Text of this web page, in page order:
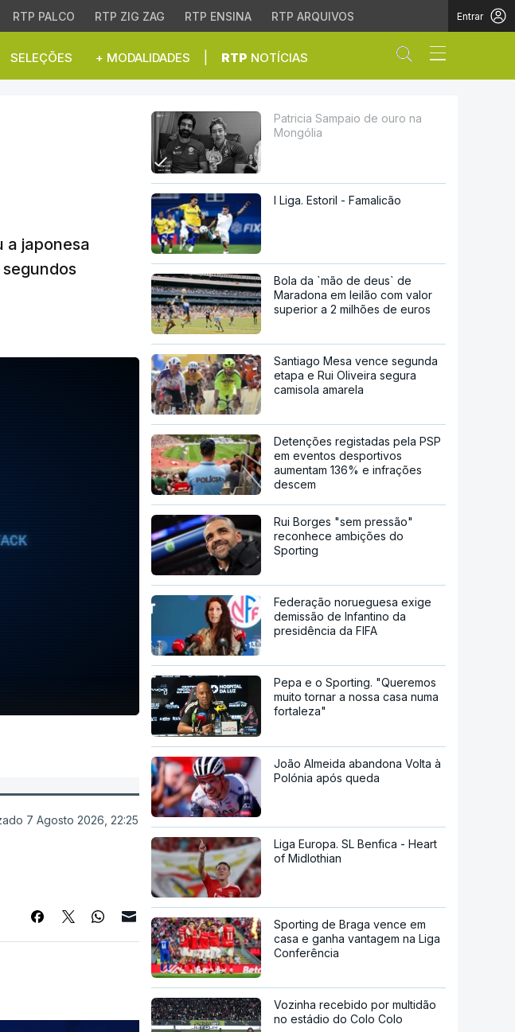
RTP PALCO RTP ZIG ZAG RTP ENSINA RTP ARQUIVOS Entrar
SELEÇÕES + MODALIDADES RTP NOTÍCIAS Abrir campo
a japonesa
7 Agosto 2026, 22:25
Patricia Sampaio de ouro na
Mongólia
I Liga. Estoril - Famalicão
Bola da `mão de deus` de
Maradona em leilão com valor
superior a 2 milhões de euros
Santiago Mesa vence segunda
etapa e Rui Oliveira segura
camisola amarela
Detenções registadas pela PSP
em eventos desportivos
aumentam 136% e infrações
descem
Rui Borges "sem pressão"
reconhece ambições do
Sporting
Federação norueguesa exige
demissão de Infantino da
presidência da FIFA
Pepa e o Sporting. "Queremos
muito tornar a nossa casa numa
fortaleza"
João Almeida abandona Volta à
Polónia após queda
Liga Europa. SL Benfica - Heart
of Midlothian
Sporting de Braga vence em
casa e ganha vantagem na Liga
Conferência
Vozinha recebido por multidão
no estádio do Colo Colo